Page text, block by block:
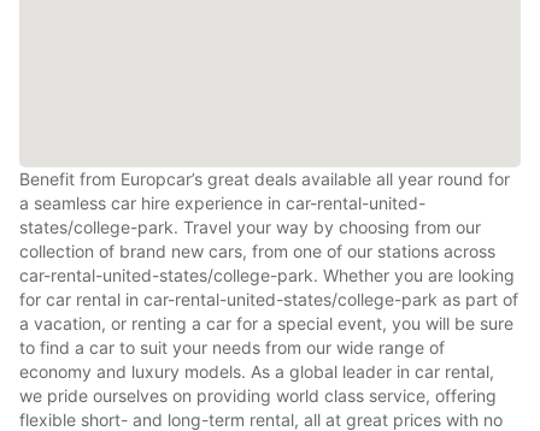
Benefit from Europcar’s great deals available all year round for
a seamless car hire experience in car-rental-united-
states/college-park. Travel your way by choosing from our
collection of brand new cars, from one of our stations across
car-rental-united-states/college-park. Whether you are looking
for car rental in car-rental-united-states/college-park as part of
a vacation, or renting a car for a special event, you will be sure
to find a car to suit your needs from our wide range of
economy and luxury models. As a global leader in car rental,
we pride ourselves on providing world class service, offering
flexible short- and long-term rental, all at great prices with no